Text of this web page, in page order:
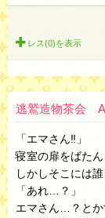
レス(0)を表示
逃鷲造物茶会
「エマさん‼︎」
寝室の扉をばた
しかしそこには誰
「あれ…？」
エマさん…？とか